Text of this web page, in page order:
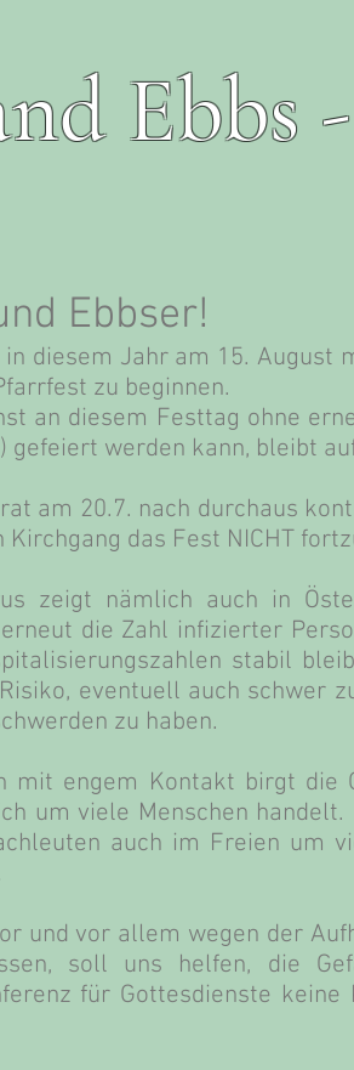
Ebbs
Ebbser!
diesem Jahr am 15. August
zu beginnen.
an diesem Festtag ohne
gefeiert werden kann, bleibt
am 20.7. nach durchaus
das Fest NICHT
zeigt nämlich auch in
die Zahl infizierter
stabil
eventuell auch schwer
zu haben.
mit engem Kontakt birgt die
um viele Menschen
auch im Freien um
und vor allem wegen der
soll uns helfen, die
für Gottesdienste